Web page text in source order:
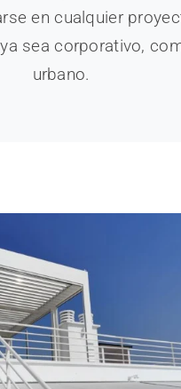
en cualquier
sea corporativo,
urbano.